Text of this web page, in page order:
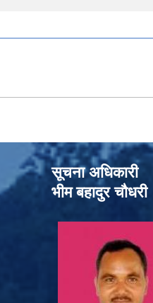
सूचना अधिकारी
भीम बहादुर चौधरी